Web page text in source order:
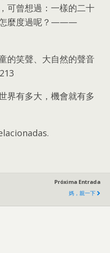
， 可曾想過 ： 一樣的二十
麼度過呢？ ———
的笑聲、 大自然的聲音
界有多大 ， 機會就有多
Próxima Entrada
媽 ， 親一下